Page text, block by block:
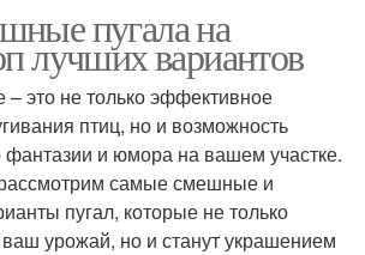
пугала на
лучших вариантов
– это не только эффективное
птиц, но и возможность
фантазии и юмора на вашем участке.
самые смешные и
пугал, которые не только
ваш урожай, но и станут украшением